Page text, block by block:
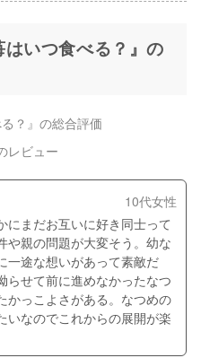
はいつ食べる？』の
？』 の総合評価
レビュー
10代女性
にまだお互いに好き同士って
や親の問題が大変そう。幼な
一途な想いがあって素敵だ
らせて前に進めなかったなつ
かっこよさがある。なつめの
いなのでこれからの展開が楽